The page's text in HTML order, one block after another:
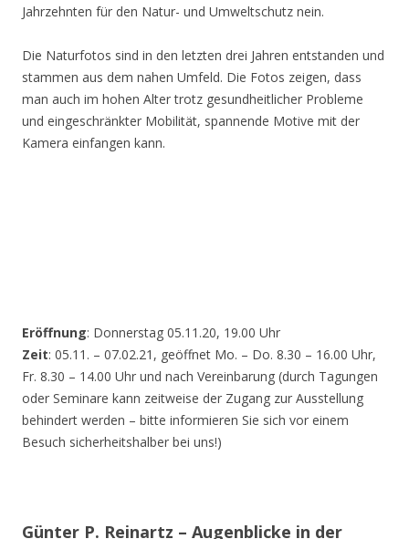
Jahrzehnten für den Natur- und Umweltschutz nein.
Die Naturfotos sind in den letzten drei Jahren entstanden und
stammen aus dem nahen Umfeld. Die Fotos zeigen, dass
man auch im hohen Alter trotz gesundheitlicher Probleme
und eingeschränkter Mobilität, spannende Motive mit der
Kamera einfangen kann.
Eröffnung: Donnerstag 05.11.20, 19.00 Uhr
Zeit: 05.11. – 07.02.21, geöffnet Mo. – Do. 8.30 – 16.00 Uhr,
Fr. 8.30 – 14.00 Uhr und nach Vereinbarung (durch Tagungen
oder Seminare kann zeitweise der Zugang zur Ausstellung
behindert werden – bitte informieren Sie sich vor einem
Besuch sicherheitshalber bei uns!)
Günter P. Reinartz – Augenblicke in der